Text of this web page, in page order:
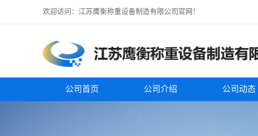
欢迎访问：江苏鹰衡称重设备制造有限公司官网！
公司首页 公司介绍 公司动态